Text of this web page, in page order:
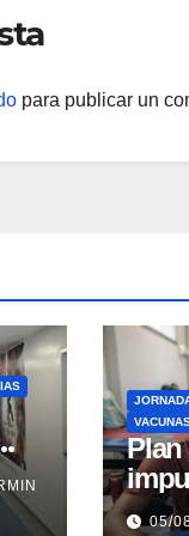
para publicar un
​Plan
05/